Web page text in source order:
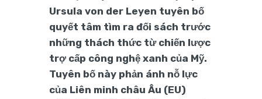
Ursula von der Leyen tuyên bố
quyết tâm tìm ra đối sách trước
những thách thức từ chiến lược
trợ cấp công nghệ xanh của Mỹ.
Tuyên bố này phản ánh nỗ lực
của Liên minh châu Âu (EU)